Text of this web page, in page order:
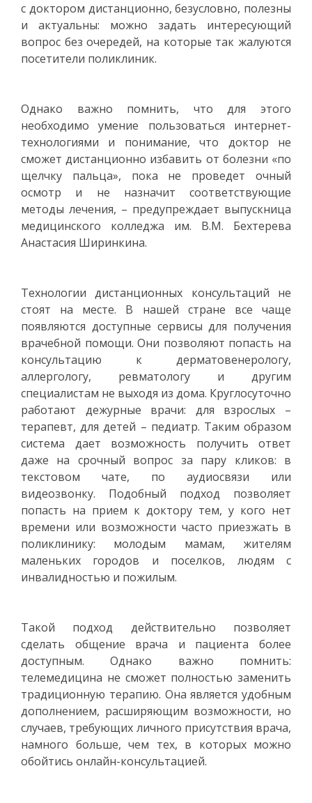
с доктором дистанционно, безусловно, полезны
и актуальны: можно задать интересующий
вопрос без очередей, на которые так жалуются
посетители поликлиник.
Однако важно помнить, что для этого
необходимо умение пользоваться интернет-
технологиями и понимание, что доктор не
сможет дистанционно избавить от болезни «по
щелчку пальца», пока не проведет очный
осмотр и не назначит соответствующие
методы лечения, – предупреждает выпускница
медицинского колледжа им. В.М. Бехтерева
Анастасия Ширинкина.
Технологии дистанционных консультаций не
стоят на месте. В нашей стране все чаще
появляются доступные сервисы для получения
врачебной помощи. Они позволяют попасть на
консультацию к дерматовенерологу,
аллергологу, ревматологу и другим
специалистам не выходя из дома. Круглосуточно
работают дежурные врачи: для взрослых –
терапевт, для детей – педиатр. Таким образом
система дает возможность получить ответ
даже на срочный вопрос за пару кликов: в
текстовом чате, по аудиосвязи или
видеозвонку. Подобный подход позволяет
попасть на прием к доктору тем, у кого нет
времени или возможности часто приезжать в
поликлинику: молодым мамам, жителям
маленьких городов и поселков, людям с
инвалидностью и пожилым.
Такой подход действительно позволяет
сделать общение врача и пациента более
доступным. Однако важно помнить:
телемедицина не сможет полностью заменить
традиционную терапию. Она является удобным
дополнением, расширяющим возможности, но
случаев, требующих личного присутствия врача,
намного больше, чем тех, в которых можно
обойтись онлайн-консультацией.